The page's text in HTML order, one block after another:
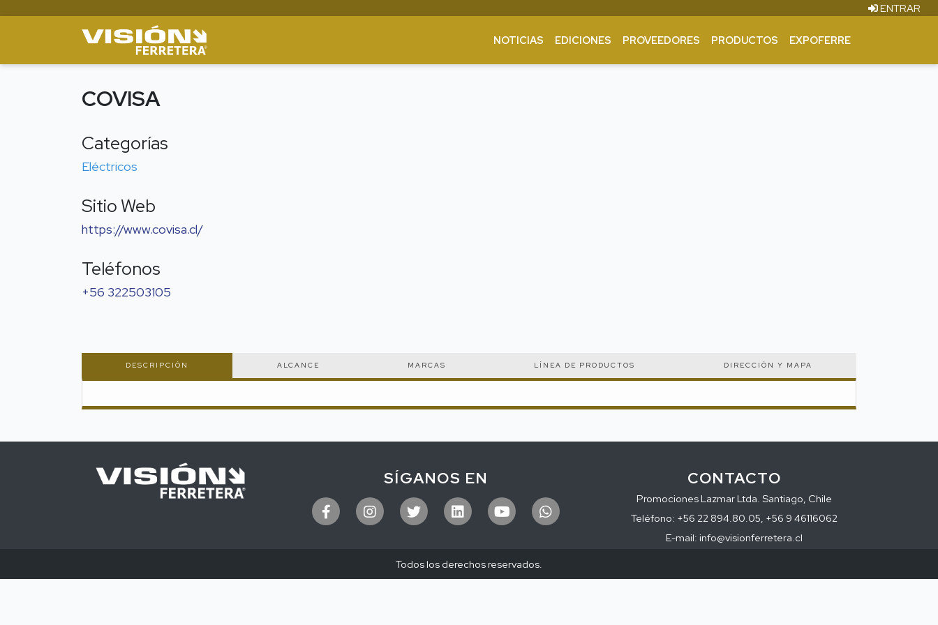
ENTRAR
NOTICIAS EDICIONES PROVEEDORES PRODUCTOS EXPOFERRE
COVISA
Categorías
Eléctricos
Sitio Web
https://www.covisa.cl/
Teléfonos
+56 322503105
DESCRIPCIÓN ALCANCE MARCAS LÍNEA DE PRODUCTOS DIRECCIÓN Y MAPA
SÍGANOS EN CONTACTO
Promociones Lazmar Ltda. Santiago, Chile
Teléfono: +56 22 894.80.05, +56 9 46116062
E-mail: info@visionferretera.cl
Todos los derechos reservados.